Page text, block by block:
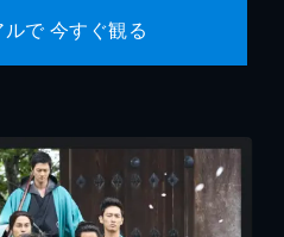
で 今すぐ観る